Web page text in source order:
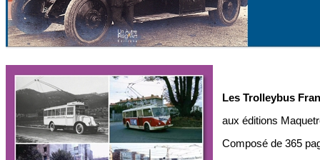
Les Trolleybus
aux éditions
Composé de 365